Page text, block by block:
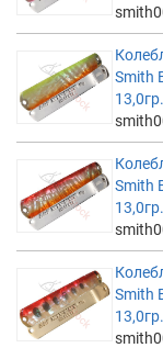
Smith
Smith
Smith